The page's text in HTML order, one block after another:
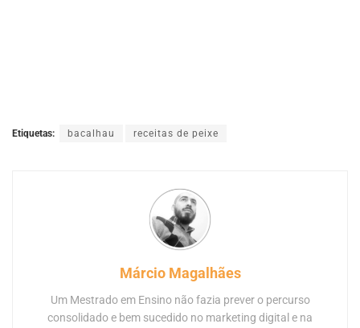
Etiquetas: bacalhau receitas de peixe
Márcio Magalhães
Um Mestrado em Ensino não fazia prever o percurso
consolidado e bem sucedido no marketing digital e na